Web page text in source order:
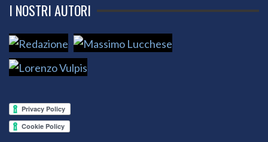
I NOSTRI AUTORI